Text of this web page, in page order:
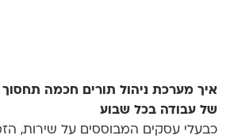
איך מערכת ניהול תורים חכמה
של עבודה בכל שבוע
כבעלי עסקים המבוססים על שירות,